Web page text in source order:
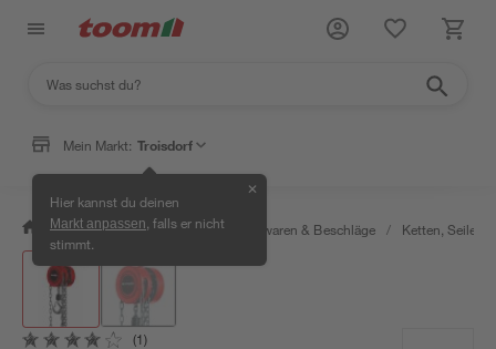
Mein Markt: Troisdorf
Hier kannst du deinen
Markt anpassen , falls er nicht
stimmt.
✕
/ Werkstatt & Maschinen / Eisenwaren & Beschläge / Ketten, Seile &
(1)